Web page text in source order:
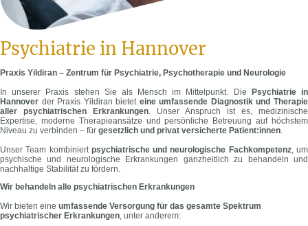
Psychiatrie in Hannover
Praxis Yildiran – Zentrum für Psychiatrie, Psychotherapie und Neurologie
In unserer Praxis stehen Sie als Mensch im Mittelpunkt. Die
Psychiatrie in
Hannover der Praxis Yildiran bietet eine umfassende Diagnostik und Therapie
aller psychiatrischen Erkrankungen. Unser Anspruch ist es, medizinische
Expertise, moderne Therapieansätze und persönliche Betreuung auf höchstem
Niveau zu verbinden – für gesetzlich und privat versicherte Patient:innen.
Unser Team kombiniert psychiatrische und neurologische Fachkompetenz, um
psychische und neurologische Erkrankungen ganzheitlich zu behandeln und
nachhaltige Stabilität zu fördern.
Wir behandeln alle psychiatrischen Erkrankungen
Wir bieten eine umfassende Versorgung für das gesamte Spektrum
psychiatrischer Erkrankungen, unter anderem: